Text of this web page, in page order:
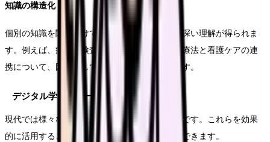
知識の構造化
個別の知識を関連付けて整理することで、より深い理解が得られま
す。例えば、症状と検査データの関係性や、治療法と看護ケアの連
携について、図式化して整理することが有効です。
デジタル学習リソースの活用
現代では様々なデジタル学習ツールが利用可能です。これらを効果
的に活用することで、学習効率を高めることができます。